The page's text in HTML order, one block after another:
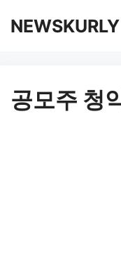
로
NEWSKURLY
공모주 청